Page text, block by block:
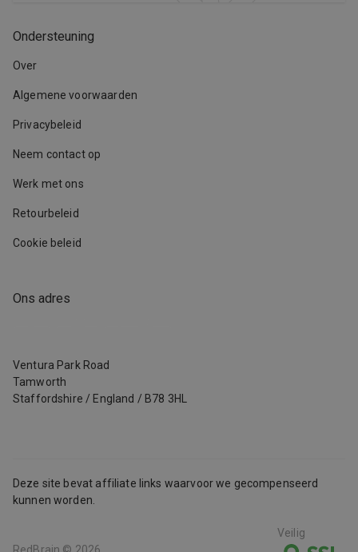
Ons adres
Ventura Park Road
Tamworth
Staffordshire / England / B78 3HL
Ondersteuning
Over
Algemene voorwaarden
Privacybeleid
Neem contact op
Werk met ons
Retourbeleid
Cookie beleid
Deze site bevat affiliate links waarvoor we gecompenseerd
kunnen worden.
Veilig